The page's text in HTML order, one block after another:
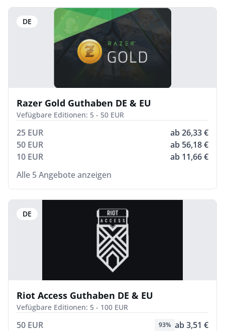
DE
Razer Gold Guthaben DE & EU
Vefügbare Editionen: 5 - 50 EUR
25 EUR
ab 26,33 €
50 EUR
ab 56,18 €
10 EUR
ab 11,66 €
Alle 5 Angebote anzeigen
DE
Riot Access Guthaben DE & EU
Vefügbare Editionen: 5 - 100 EUR
50 EUR 93% ab 3,51 €